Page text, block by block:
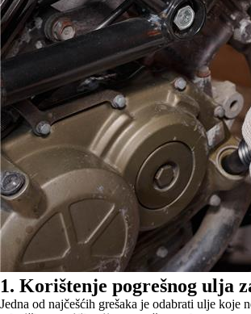
1. Korištenje pogrešnog ulja
Jedna od najčešćih grešaka je odabrati ulje koje